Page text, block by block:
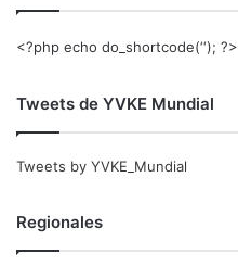
<?php echo do_shortcode(‘‘); ?>
Tweets de YVKE Mundial
Tweets by YVKE_Mundial
Regionales